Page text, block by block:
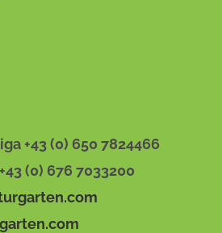
+43 (0) 650 7824466
(0) 676 7033200